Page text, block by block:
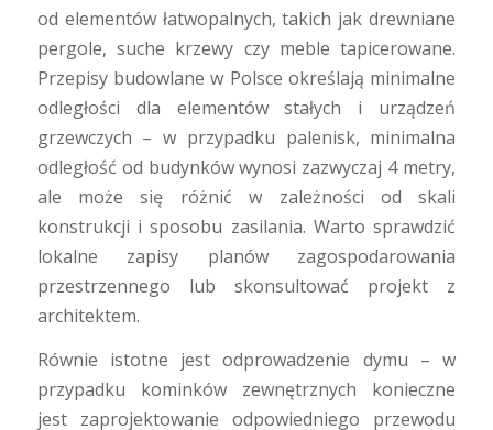
od elementów łatwopalnych, takich jak drewniane
pergole, suche krzewy czy meble tapicerowane.
Przepisy budowlane w Polsce określają minimalne
odległości dla elementów stałych i urządzeń
grzewczych – w przypadku palenisk, minimalna
odległość od budynków wynosi zazwyczaj 4 metry,
ale może się różnić w zależności od skali
konstrukcji i sposobu zasilania. Warto sprawdzić
lokalne zapisy planów zagospodarowania
przestrzennego lub skonsultować projekt z
architektem.
Równie istotne jest odprowadzenie dymu – w
przypadku kominków zewnętrznych konieczne
jest zaprojektowanie odpowiedniego przewodu